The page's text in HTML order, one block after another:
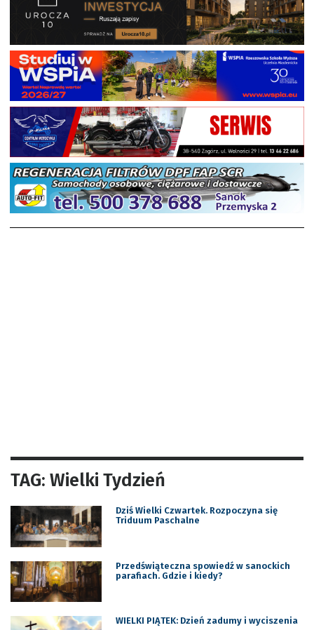
TAG: Wielki Tydzień
Dziś Wielki Czwartek. Rozpoczyna się
Triduum Paschalne
Przedświąteczna spowiedź w sanockich
parafiach. Gdzie i kiedy?
WIELKI PIĄTEK: Dzień zadumy i wyciszenia